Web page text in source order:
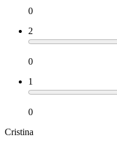
0
2
0
1
0
Cristina